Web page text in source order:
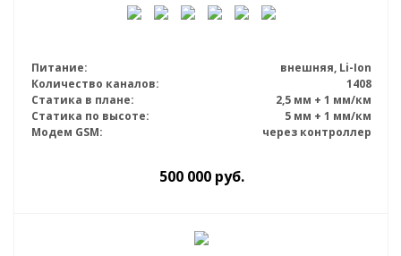
Питание:
внешняя, Li-Ion
Количество каналов:
1408
Статика в плане:
2,5 мм + 1 мм/км
Статика по высоте:
5 мм + 1 мм/км
Модем GSM:
через контроллер
500 000руб.